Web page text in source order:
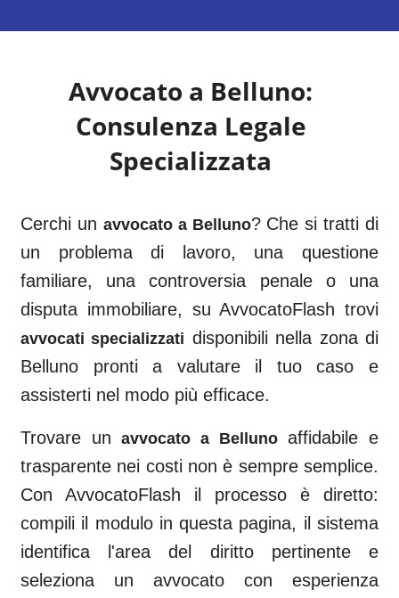
Avvocato a Belluno:
Consulenza Legale
Specializzata
Cerchi un avvocato a Belluno? Che si tratti di
un problema di lavoro, una questione
familiare, una controversia penale o una
disputa immobiliare, su AvvocatoFlash trovi
avvocati specializzati disponibili nella zona di
Belluno pronti a valutare il tuo caso e
assisterti nel modo più efficace.
Trovare unavvocato a Belluno affidabile e
trasparente nei costi non è sempre semplice.
Con AvvocatoFlash il processo è diretto:
compili il modulo in questa pagina, il sistema
identifica l'area del diritto pertinente e
seleziona un avvocato con esperienza